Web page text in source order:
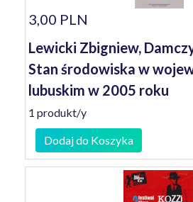
3,00 PLN
Lewicki Zbigniew,
Stan środowiska w
lubuskim w 2005 roku
1 produkt/y
Dodaj do Koszyka